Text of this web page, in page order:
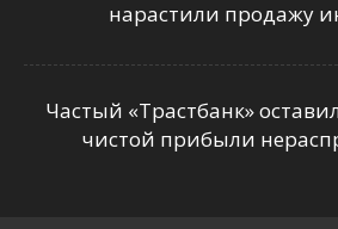
нарастили продажу
Частый «Трастбанк»
чистой прибыли